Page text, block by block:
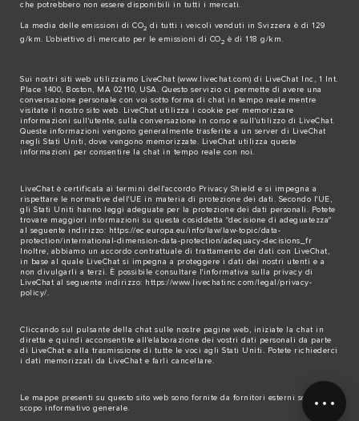
che potrebbero non essere disponibili in tutti i mercati.
La media delle emissioni di CO2 di tutti i veicoli venduti in Svizzera è di 129
g/km. L'obiettivo di mercato per le emissioni di CO2 è di 118 g/km.
Sui nostri siti web utilizziamo LiveChat (www.livechat.com) di LiveChat Inc, 1 Int.
Place 1400, Boston, MA 02110, USA. Questo servizio ci permette di avere una
conversazione personale con voi sotto forma di chat in tempo reale mentre
visitate il nostro sito web. LiveChat utilizza i cookie per memorizzare
informazioni sull'utente, sulla conversazione in corso e sull'utilizzo di LiveChat.
Queste informazioni vengono generalmente trasferite a un server di LiveChat
negli Stati Uniti, dove vengono memorizzate. LiveChat utilizza queste
informazioni per consentire la chat in tempo reale con noi.
LiveChat è certificata ai termini dell'accordo Privacy Shield e si impegna a
rispettare le normative dell'UE in materia di protezione dei dati. Secondo l'UE,
gli Stati Uniti hanno leggi adeguate per la protezione dei dati personali. Potete
trovare maggiori informazioni su questa cosiddetta "decisione di adeguatezza"
al seguente indirizzo: https://ec.europa.eu/info/law/law-topic/data-
protection/international-dimension-data-protection/adequacy-decisions_fr
Inoltre, abbiamo un accordo contrattuale di trattamento dei dati con LiveChat,
in base al quale LiveChat si impegna a proteggere i dati dei nostri utenti e a
non divulgarli a terzi. È possibile consultare l'informativa sulla privacy di
LiveChat al seguente indirizzo: https://www.livechatinc.com/legal/privacy-
policy/.
Cliccando sul pulsante della chat sulle nostre pagine web, iniziate la chat in
diretta e quindi acconsentite all'elaborazione dei vostri dati personali da parte
di LiveChat e alla trasmissione di tutte le voci agli Stati Uniti. Potete richiederci
i dati memorizzati da LiveChat e farli cancellare.
Le mappe presenti su questo sito web sono fornite da fornitori esterni solo a
scopo informativo generale.